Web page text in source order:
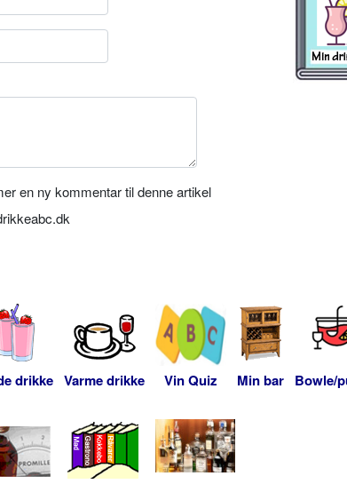
en ny kommentar til denne artikel
drikke Varme drikke Vin Quiz Min bar Bowle/